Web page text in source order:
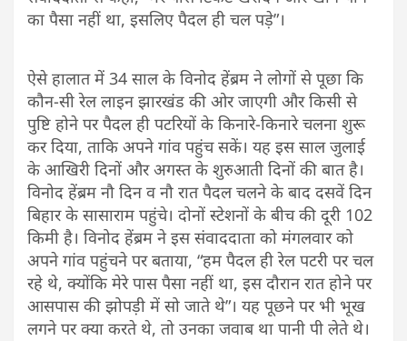
का पैसा नहीं था, इसलिए पैदल ही चल पड़े”।
ऐसे हालात में 34 साल के विनोद हेंब्रम ने लोगों से पूछा कि
कौन-सी रेल लाइन झारखंड की ओर जाएगी और किसी से
पुष्टि होने पर पैदल ही पटरियों के किनारे-किनारे चलना शुरू
कर दिया, ताकि अपने गांव पहुंच सकें। यह इस साल जुलाई
के आखिरी दिनों और अगस्त के शुरुआती दिनों की बात है।
विनोद हेंब्रम नौ दिन व नौ रात पैदल चलने के बाद दसवें दिन
बिहार के सासाराम पहुंचे। दोनों स्टेशनों के बीच की दूरी 102
किमी है। विनोद हेंब्रम ने इस संवाददाता को मंगलवार को
अपने गांव पहुंचने पर बताया, “हम पैदल ही रेल पटरी पर चल
रहे थे, क्योंकि मेरे पास पैसा नहीं था, इस दौरान रात होने पर
आसपास की झोपड़ी में सो जाते थे”। यह पूछने पर भी भूख
लगने पर क्या करते थे, तो उनका जवाब था पानी पी लेते थे।